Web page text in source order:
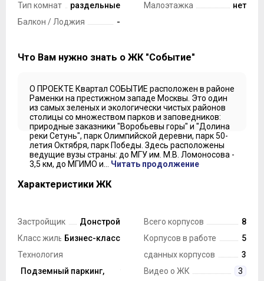
Тип комнат
раздельные
Балкон / Лоджия
-
Малоэтажка
нет
Что Вам нужно знать о ЖК "Событие"
О ПРОЕКТЕ Квартал СОБЫТИЕ расположен в районе
Раменки на престижном западе Москвы. Это один
из самых зеленых и экологически чистых районов
столицы со множеством парков и заповедников:
природные заказники "Воробьевы горы" и "Долина
реки Сетунь", парк Олимпийской деревни, парк 50-
летия Октября, парк Победы. Здесь расположены
ведущие вузы страны: до МГУ им. М.В. Ломоносова -
3,5 км, до МГИМО и... Читать продолжение
Характеристики ЖК
Застройщик
Донстрой
Класс жильяБизнес-класс
Технология
строительства
Монолит
Подземный паркинг,
Всего корпусов
8
Корпусов в работе
5
сданных корпусов
3
Видео о ЖК
3